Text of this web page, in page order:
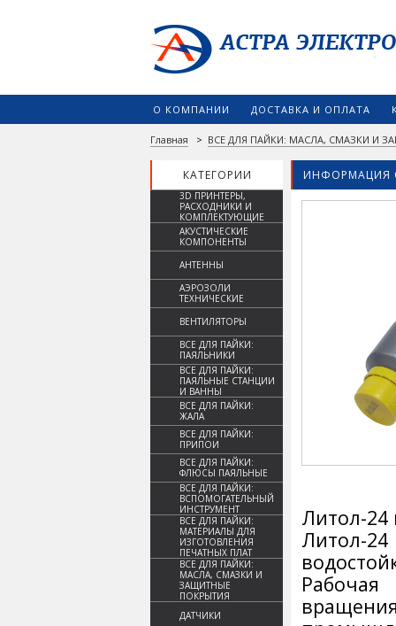
О КОМПАНИИ ДОСТАВКА И ОПЛАТА
Главная > ВСЕ ДЛЯ ПАЙКИ: МАСЛА, СМАЗКИ И
КАТЕГОРИИ ИНФОРМАЦИЯ
3D ПРИНТЕРЫ,
РАСХОДНИКИ И
КОМПЛЕКТУЮЩИЕ
АКУСТИЧЕСКИЕ
КОМПОНЕНТЫ
АНТЕННЫ
АЭРОЗОЛИ
ТЕХНИЧЕСКИЕ
ВЕНТИЛЯТОРЫ
ВСЕ ДЛЯ ПАЙКИ:
ПАЯЛЬНИКИ
ВСЕ ДЛЯ ПАЙКИ:
ПАЯЛЬНЫЕ СТАНЦИИ
И ВАННЫ
ВСЕ ДЛЯ ПАЙКИ:
ЖАЛА
ВСЕ ДЛЯ ПАЙКИ:
ПРИПОИ
ВСЕ ДЛЯ ПАЙКИ:
ФЛЮСЫ ПАЯЛЬНЫЕ
ВСЕ ДЛЯ ПАЙКИ:
ВСПОМОГАТЕЛЬНЫЙ
ИНСТРУМЕНТ
ВСЕ ДЛЯ ПАЙКИ:
МАТЕРИАЛЫ ДЛЯ
ИЗГОТОВЛЕНИЯ
ПЕЧАТНЫХ ПЛАТ
ВСЕ ДЛЯ ПАЙКИ:
МАСЛА, СМАЗКИ И
ЗАЩИТНЫЕ
ПОКРЫТИЯ
ДАТЧИКИ
Литол-24
Литол-